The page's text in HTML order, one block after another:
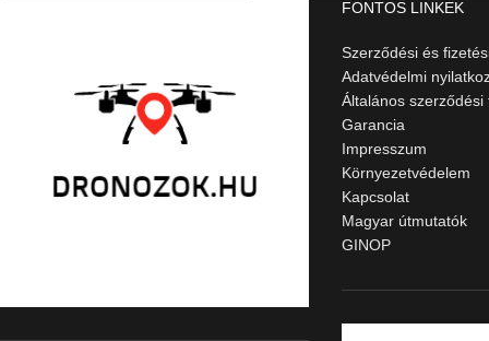
FONTOS LINKEK
Szerződési és
Adatvédelmi
Általános szerződési
Garancia
Impresszum
Környezetvédelem
Kapcsolat
Magyar útmutatók
GINOP